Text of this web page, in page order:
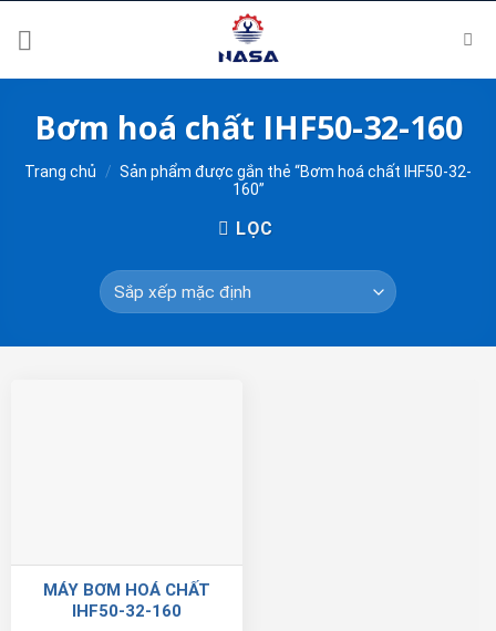
Bơm hoá chất IHF50-32-160
Trang chủ / Sản phẩm được gắn thẻ “Bơm hoá chất IHF50-32-
160”
LỌC
MÁY BƠM HOÁ CHẤT
IHF50-32-160